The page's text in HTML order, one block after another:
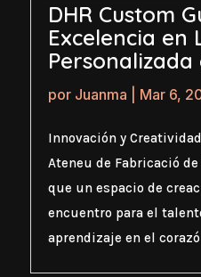
DHR Custom
Excelencia en
por Juanma Mar 6,
Innovación y
Ateneu de Fabricació
que un espacio de
encuentro para el
aprendizaje en el